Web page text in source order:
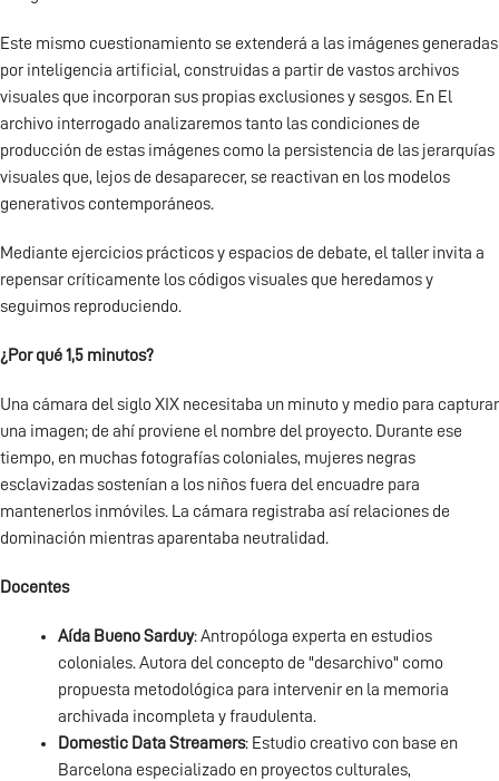
Este mismo cuestionamiento se extenderá a las imágenes generadas
por inteligencia artificial, construidas a partir de vastos archivos
visuales que incorporan sus propias exclusiones y sesgos. En El
archivo interrogado analizaremos tanto las condiciones de
producción de estas imágenes como la persistencia de las jerarquías
visuales que, lejos de desaparecer, se reactivan en los modelos
generativos contemporáneos.
Mediante ejercicios prácticos y espacios de debate, el taller invita a
repensar críticamente los códigos visuales que heredamos y
seguimos reproduciendo.
¿Por qué 1,5 minutos?
Una cámara del siglo XIX necesitaba un minuto y medio para capturar
una imagen; de ahí proviene el nombre del proyecto. Durante ese
tiempo, en muchas fotografías coloniales, mujeres negras
esclavizadas sostenían a los niños fuera del encuadre para
mantenerlos inmóviles. La cámara registraba así relaciones de
dominación mientras aparentaba neutralidad.
Docentes
Aída Bueno Sarduy: Antropóloga experta en estudios
coloniales. Autora del concepto de "desarchivo" como
propuesta metodológica para intervenir en la memoria
archivada incompleta y fraudulenta.
Domestic Data Streamers: Estudio creativo con base en
Barcelona especializado en proyectos culturales,